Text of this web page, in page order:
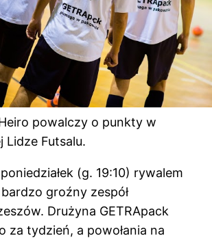
powalczy o punkty w
Lidze Futsalu.
(g. 19:10) rywalem
groźny zespół
Drużyna GETRApack
za tydzień, a powołania na